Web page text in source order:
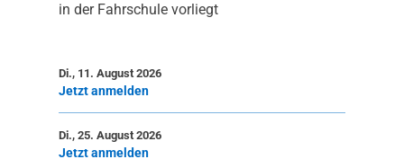
in der Fahrschule vorliegt
Jetzt anmelden
Di., 11. August 2026
Jetzt anmelden
Di., 25. August 2026